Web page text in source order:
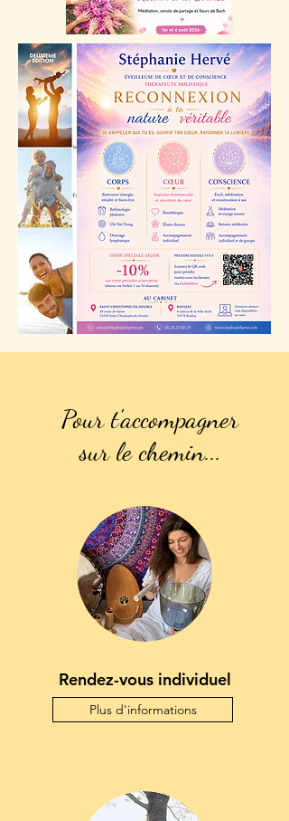
Pour t'accompagner
sur le chemin...
Rendez-vous individuel
Plus d'informations